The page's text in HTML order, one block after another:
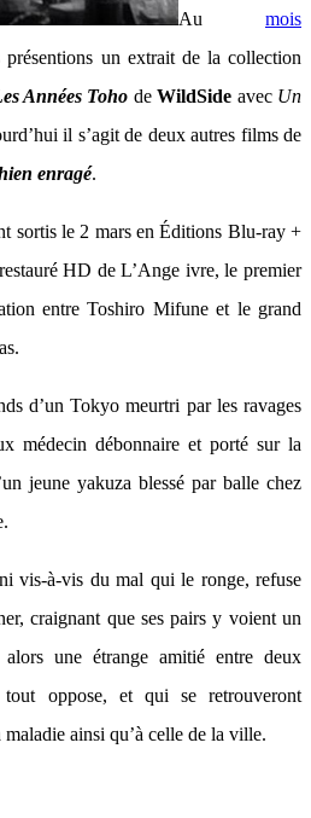
Au mois
un extrait de la collection
Années Toho deWildSide avec Un
il s’agit de deux autres films de
enragé.
sortis le 2 mars en Éditions Blu-ray +
HD de L’Ange ivre, le premier
entre Toshiro Mifune et le grand
d’un Tokyo meurtri par les ravages
médecin débonnaire et porté sur la
jeune yakuza blessé par balle chez
vis-à-vis du mal qui le ronge, refuse
craignant que ses pairs y voient un
une étrange amitié entre deux
tout oppose, et qui se retrouveront
ainsi qu’à celle de la ville.